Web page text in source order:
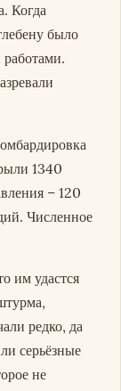
Когда
было
1340
– 120
Численное
им удастся
редко, да
серьёзные
не